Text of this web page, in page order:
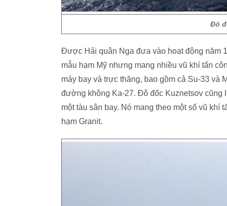
Đô
Được Hải quân Nga đưa vào hoạt động năm
mẫu hạm Mỹ nhưng mang nhiều vũ khí tấn
máy bay và trực thăng, bao gồm cả Su-33 và
đường không Ka-27. Đô đốc Kuznetsov cũng
một tàu sân bay. Nó mang theo một số vũ khí
hạm Granit.